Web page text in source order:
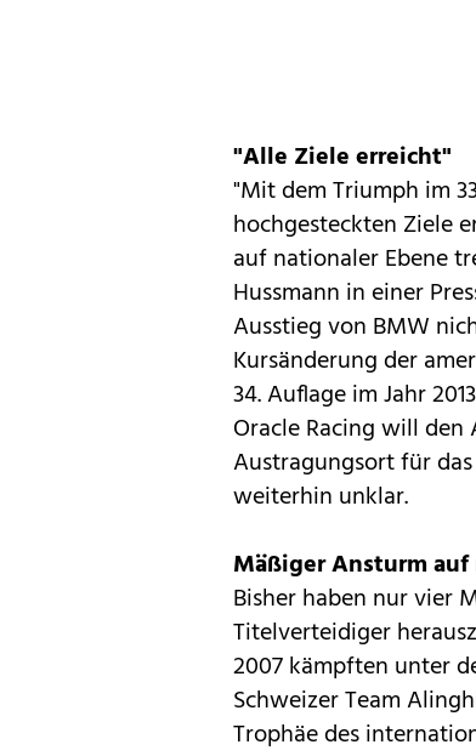
"Alle Ziele erreicht"
"Mit dem Triumph im
hochgesteckten Ziele
auf nationaler Ebene
Hussmann in einer
Ausstieg von BMW
Kursänderung der
34. Auflage im Jahr
Oracle Racing will den
Austragungsort für
weiterhin unklar.
Mäßiger Ansturm
Bisher haben nur vier
Titelverteidiger
2007 kämpften unter
Schweizer Team
Trophäe des